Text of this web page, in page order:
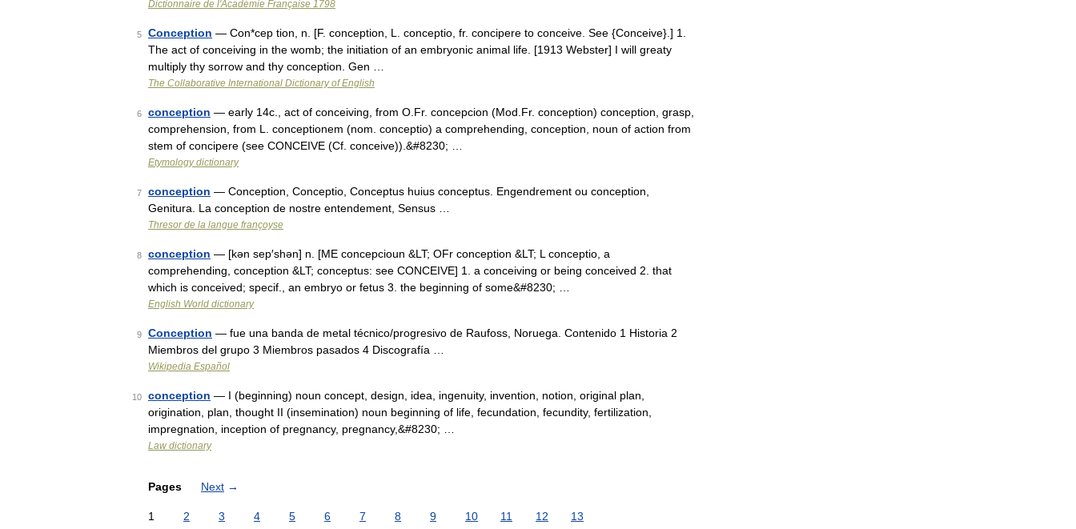
Dictionnaire de l'Académie Française 1798
5 Conception — Con*cep tion, n. [F. conception, L. conceptio, fr. concipere to conceive. See {Conceive}.] 1.
The act of conceiving in the womb; the initiation of an embryonic animal life. [1913 Webster] I will greaty
multiply thy sorrow and thy conception. Gen …
The Collaborative International Dictionary of English
6 conception — early 14c., act of conceiving, from O.Fr. concepcion (Mod.Fr. conception) conception, grasp,
comprehension, from L. conceptionem (nom. conceptio) a comprehending, conception, noun of action from
stem of concipere (see CONCEIVE (Cf. conceive)).&#8230; …
Etymology dictionary
7 conception — Conception, Conceptio, Conceptus huius conceptus. Engendrement ou conception,
Genitura. La conception de nostre entendement, Sensus …
Thresor de la langue françoyse
8 conception — [kən sep′shən] n. [ME concepcioun &LT; OFr conception &LT; L conceptio, a
comprehending, conception &LT; conceptus: see CONCEIVE] 1. a conceiving or being conceived 2. that
which is conceived; specif., an embryo or fetus 3. the beginning of some&#8230; …
English World dictionary
9 Conception — fue una banda de metal técnico/progresivo de Raufoss, Noruega. Contenido 1 Historia 2
Miembros del grupo 3 Miembros pasados 4 Discografía …
Wikipedia Español
10 conception — I (beginning) noun concept, design, idea, ingenuity, invention, notion, original plan,
origination, plan, thought II (insemination) noun beginning of life, fecundation, fecundity, fertilization,
impregnation, inception of pregnancy, pregnancy,&#8230; …
Law dictionary
Pages Next →
1 2 3 4 5 6 7 8 9 10 11 12 13